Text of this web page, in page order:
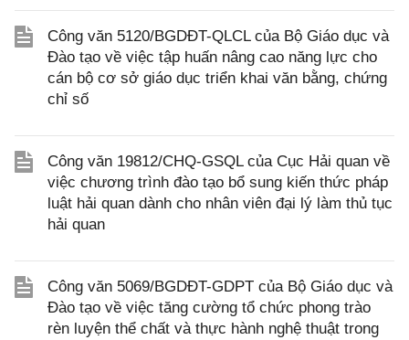
Công văn 5120/BGDĐT-QLCL của Bộ Giáo dục và
Đào tạo về việc tập huấn nâng cao năng lực cho
cán bộ cơ sở giáo dục triển khai văn bằng, chứng
chỉ số
Công văn 19812/CHQ-GSQL của Cục Hải quan về
việc chương trình đào tạo bổ sung kiến thức pháp
luật hải quan dành cho nhân viên đại lý làm thủ tục
hải quan
Công văn 5069/BGDĐT-GDPT của Bộ Giáo dục và
Đào tạo về việc tăng cường tổ chức phong trào
rèn luyện thể chất và thực hành nghệ thuật trong